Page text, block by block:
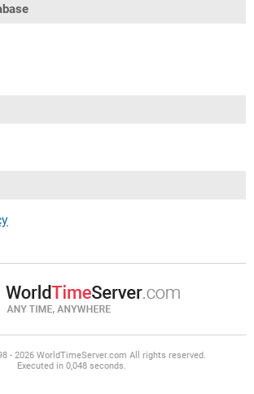
- 2026 WorldTimeServer.com All rights reserved.
Executed in 0,048 seconds.